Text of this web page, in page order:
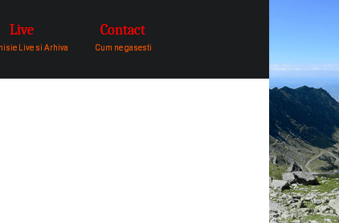
comunitatea de oameni in
Live
Live si Arhiva
Contact
Cum ne gasesti